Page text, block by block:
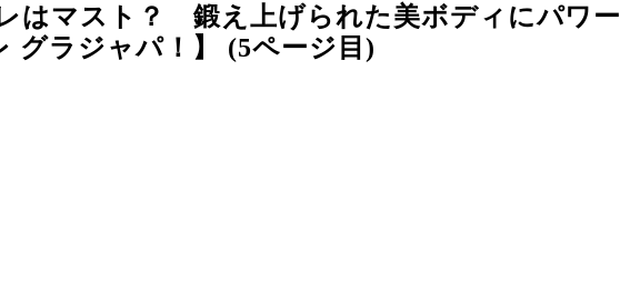
はマスト？ 鍛え上げられた美ボディにパワー
グラジャパ！】 (5ページ目)